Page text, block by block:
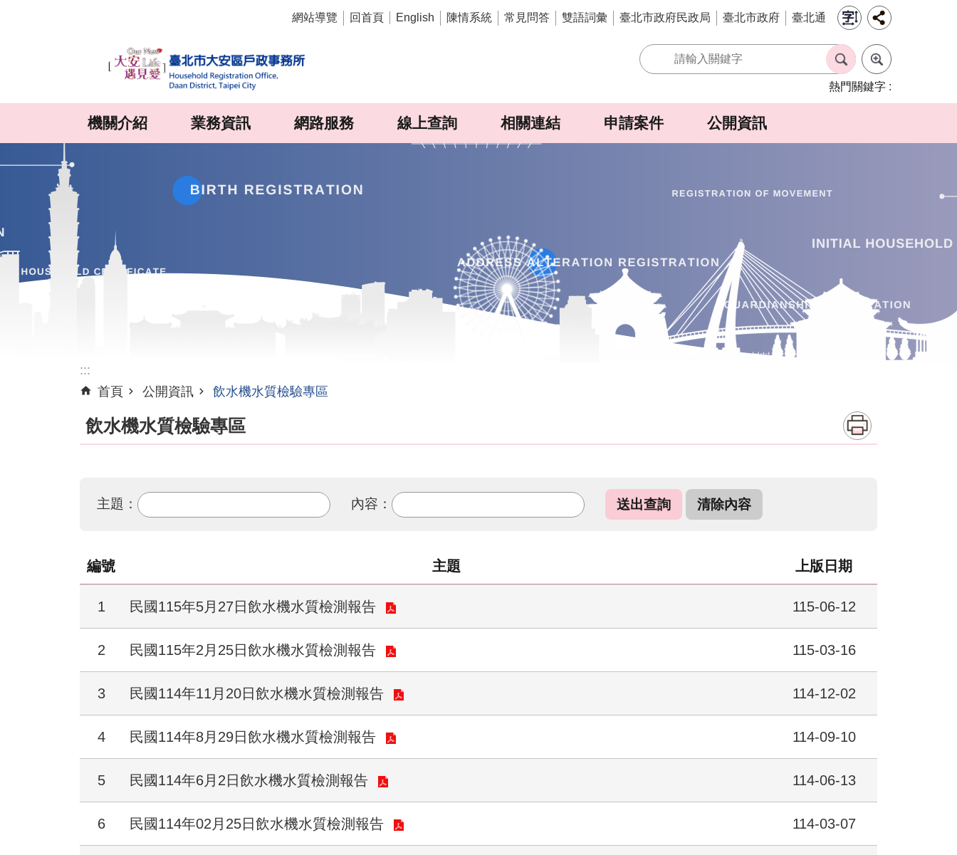
網站導覽
回首頁 English 陳情系統 常見問答 雙語詞彙 臺北市政府民政局 臺北市政府 臺北通
熱門關鍵字
機關介紹 業務資訊 網路服務 線上查詢 相關連結 申請案件 公開資訊
:::
首頁
公開資訊 飲水機水質檢驗專區
飲水機水質檢驗專區
主題： 內容：
編號 主題 上版日期
1 民國115年5月27日飲水機水質檢測報告 115-06-12
2 民國115年2月25日飲水機水質檢測報告 115-03-16
3 民國114年11月20日飲水機水質檢測報告 114-12-02
4 民國114年8月29日飲水機水質檢測報告 114-09-10
5 民國114年6月2日飲水機水質檢測報告 114-06-13
6 民國114年02月25日飲水機水質檢測報告 114-03-07